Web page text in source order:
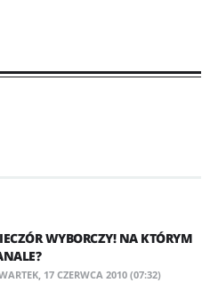
WYBORCZY! NA KTÓRYM
17 CZERWCA 2010 (07:32)